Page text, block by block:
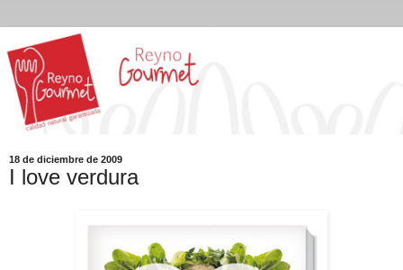
18 de diciembre de 2009
I love verdura